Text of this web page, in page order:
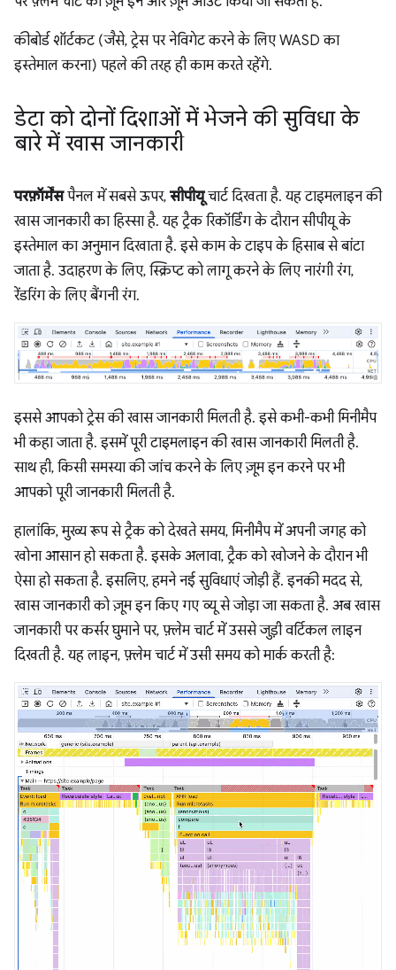
कीबोर्ड शॉर्टकट (जैसे, ट्रेस पर नेविगेट करने के लिए WASD का
इस्तेमाल करना) पहले की तरह ही काम करते रहेंगे.
डेटा को दोनों दिशाओं में भेजने की सुविधा के
बारे में खास जानकारी
परफ़ॉर्मेंसपैनल में सबसे ऊपर, सीपीयूचार्ट दिखता है. यह टाइमलाइन की
खास जानकारी का हिस्सा है. यह ट्रैक रिकॉर्डिंग के दौरान सीपीयू के
इस्तेमाल का अनुमान दिखाता है. इसे काम के टाइप के हिसाब से बांटा
जाता है. उदाहरण के लिए, स्क्रिप्ट को लागू करने के लिए नारंगी रंग,
रेंडरिंग के लिए बैंगनी रंग.
इससे आपको ट्रेस की खास जानकारी मिलती है. इसे कभी-कभी मिनीमैप
भी कहा जाता है. इसमें पूरी टाइमलाइन की खास जानकारी मिलती है.
साथ ही, किसी समस्या की जांच करने के लिए ज़ूम इन करने पर भी
आपको पूरी जानकारी मिलती है.
हालांकि, मुख्य रूप से ट्रैक को देखते समय, मिनीमैप में अपनी जगह को
खोना आसान हो सकता है. इसके अलावा, ट्रैक को खोजने के दौरान भी
ऐसा हो सकता है. इसलिए, हमने नई सुविधाएं जोड़ी हैं. इनकी मदद से,
खास जानकारी को ज़ूम इन किए गए व्यू से जोड़ा जा सकता है. अब खास
जानकारी पर कर्सर घुमाने पर, फ़्लेम चार्ट में उससे जुड़ी वर्टिकल लाइन
दिखती है. यह लाइन, फ़्लेम चार्ट में उसी समय को मार्क करती है: